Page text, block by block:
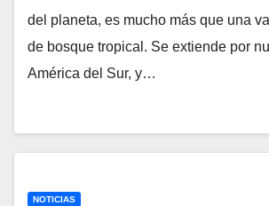
del planeta, es mucho más que una
de bosque tropical. Se extiende por
América del Sur, y…
NOTICIAS